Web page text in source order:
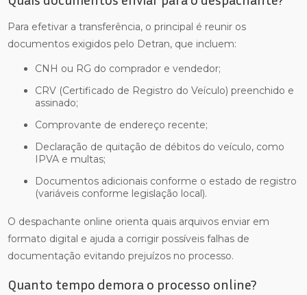
Para efetivar a transferência, o principal é reunir os
documentos exigidos pelo Detran, que incluem:
CNH ou RG do comprador e vendedor;
CRV (Certificado de Registro do Veículo) preenchido e
assinado;
Comprovante de endereço recente;
Declaração de quitação de débitos do veículo, como
IPVA e multas;
Documentos adicionais conforme o estado de registro
(variáveis conforme legislação local).
O despachante online orienta quais arquivos enviar em
formato digital e ajuda a corrigir possíveis falhas de
documentação evitando prejuízos no processo.
Quanto tempo demora o processo online?